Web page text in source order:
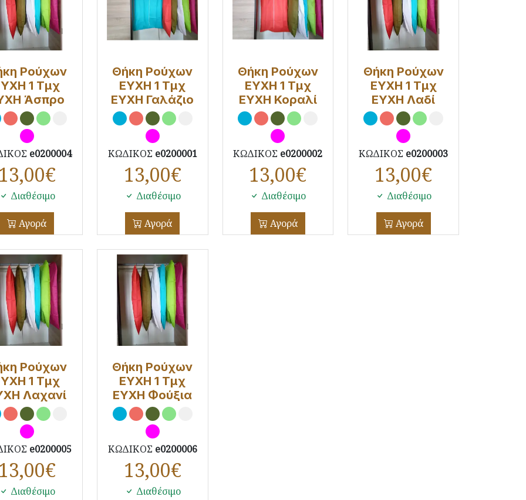
Ρούχων
1 Τμχ
Άσπρο
e0200004
€
Διαθέσιμο
Αγορά
Θήκη Ρούχων
ΕΥΧΗ 1 Τμχ
ΕΥΧΗ Γαλάζιο
ΚΩΔΙΚΟΣ e0200001
13,00€
Διαθέσιμο
Αγορά
Θήκη Ρούχων
ΕΥΧΗ 1 Τμχ
ΕΥΧΗ Κοραλί
ΚΩΔΙΚΟΣ e0200002
13,00€
Διαθέσιμο
Αγορά
Θήκη Ρούχων
ΕΥΧΗ 1 Τμχ
ΕΥΧΗ Λαδί
ΚΩΔΙΚΟΣ e0200003
13,00€
Διαθέσιμο
Αγορά
Ρούχων
1 Τμχ
Λαχανί
e0200005
€
Διαθέσιμο
Θήκη Ρούχων
ΕΥΧΗ 1 Τμχ
ΕΥΧΗ Φούξια
ΚΩΔΙΚΟΣ e0200006
13,00€
Διαθέσιμο